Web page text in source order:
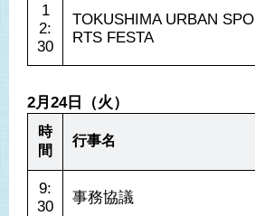
1
2:
30
TOKUSHIMA URBAN SPO
RTS FESTA
2月24日（火）
時
間
行事名
9:
30
事務協議